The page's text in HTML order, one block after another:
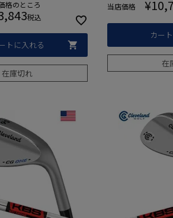
格のところ
税込
トに入れる
在庫切れ
当店価格 ¥
カー
在